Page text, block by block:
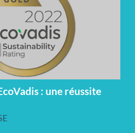
: une réussite